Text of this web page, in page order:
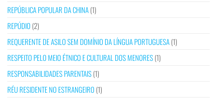
REPÚBLICA POPULAR DA CHINA(1)
REPÚDIO (2)
REQUERENTE DE ASILO SEM DOMÍNIO DA LÍNGUA PORTUGUESA(1)
RESPEITO PELO MEIO ÉTNICO E CULTURAL DOS MENORES(1)
RESPONSABILIDADES PARENTAIS(1)
RÉU RESIDENTE NO ESTRANGEIRO (1)